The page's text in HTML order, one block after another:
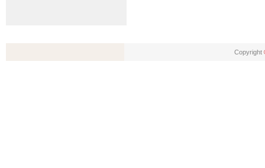
Copyright